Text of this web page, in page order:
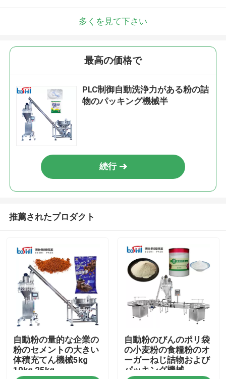
ホーム
多くを見て下さい
最高の価格で
PLC制御自動洗浄力がある粉の詰
物のパッキング機械半
続行
推薦されたプロダクト
自動粉の量的な企業の
粉のセメントの大きい
体積充てん機械5kg
10kg 25kg
自動粉のびんのポリ袋
の小麦粉の食糧粉のオ
ーガーねじ詰物および
パッキング機械